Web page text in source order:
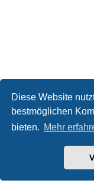
Diese Website
bestmöglichen
bieten. Mehr